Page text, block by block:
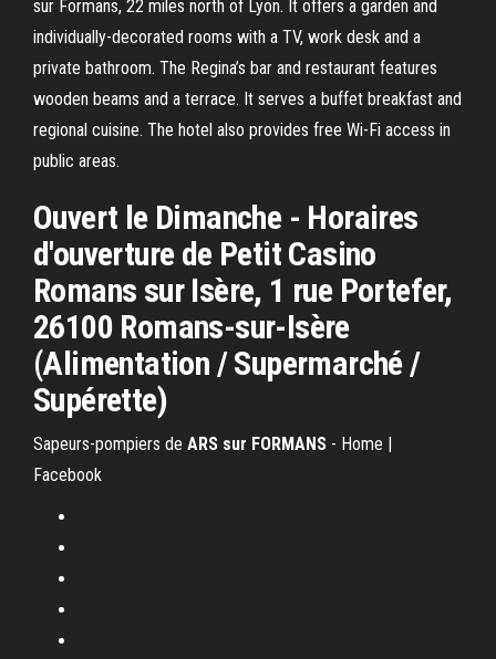
sur Formans, 22 miles north of Lyon. It offers a garden and
individually-decorated rooms with a TV, work desk and a
private bathroom. The Regina’s bar and restaurant features
wooden beams and a terrace. It serves a buffet breakfast and
regional cuisine. The hotel also provides free Wi-Fi access in
public areas.
Ouvert le Dimanche - Horaires
d'ouverture de Petit Casino
Romans sur Isère, 1 rue Portefer,
26100 Romans-sur-Isère
(Alimentation / Supermarché /
Supérette)
Sapeurs-pompiers de ARS sur FORMANS - Home |
Facebook